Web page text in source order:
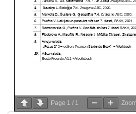
Page 1 / 1 Zoom